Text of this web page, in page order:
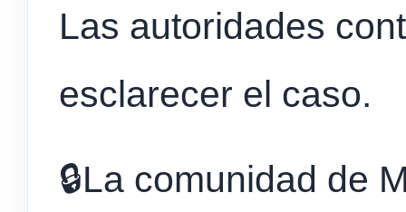
Las autoridades
esclarecer el caso.
🔒La comunidad de